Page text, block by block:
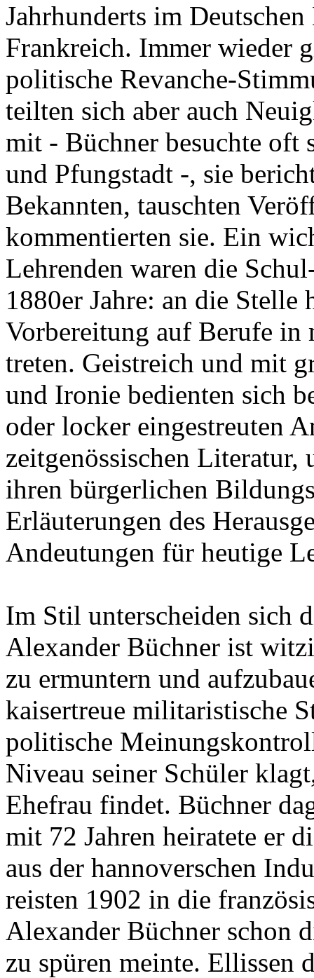
Jahrhunderts im
Frankreich. Immer wieder
politische Revanche-
teilten sich aber auch
mit - Büchner besuchte oft
und Pfungstadt -, sie
Bekannten, tauschten
kommentierten sie. Ein
Lehrenden waren die
1880er Jahre: an die
Vorbereitung auf Berufe in
treten. Geistreich und mit
und Ironie bedienten sich
oder locker eingestreuten
zeitgenössischen
ihren bürgerlichen
Erläuterungen des
Andeutungen für heutige
Im Stil unterscheiden sich
Alexander Büchner ist
zu ermuntern und
kaisertreue militaristische
politische
Niveau seiner Schüler
Ehefrau findet. Büchner
mit 72 Jahren heiratete er
aus der hannoverschen
reisten 1902 in die
Alexander Büchner schon
zu spüren meinte. Ellissen